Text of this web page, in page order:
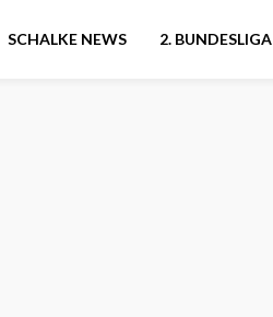
SCHALKE NEWS 2. BUNDESLIGA